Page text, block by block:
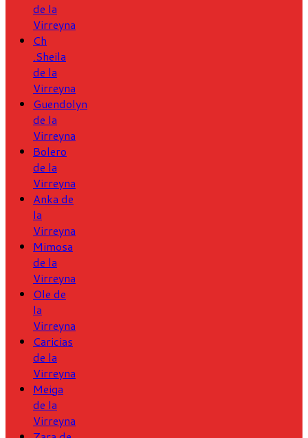
de la
Virreyna
Ch
.Sheila
de la
Virreyna
Guendolyn
de la
Virreyna
Bolero
de la
Virreyna
Anka de
la
Virreyna
Mimosa
de la
Virreyna
Ole de
la
Virreyna
Caricias
de la
Virreyna
Meiga
de la
Virreyna